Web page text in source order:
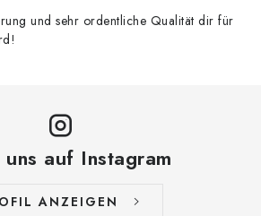
und sehr ordentliche Qualität dir für
uns auf Instagram
ANZEIGEN